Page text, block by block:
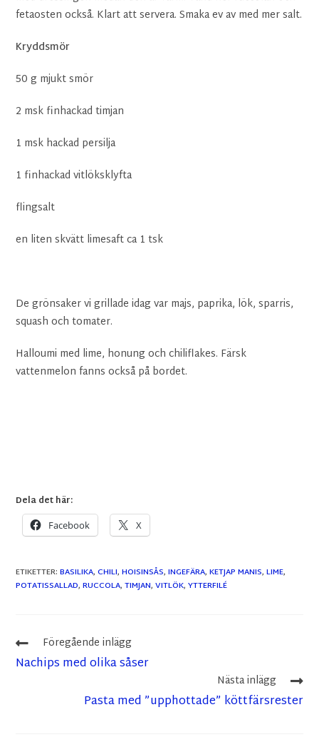
fetaosten också. Klart att servera. Smaka ev av med mer salt.
Kryddsmör
50 g mjukt smör
2 msk finhackad timjan
1 msk hackad persilja
1 finhackad vitlöksklyfta
flingsalt
en liten skvätt limesaft ca 1 tsk
De grönsaker vi grillade idag var majs, paprika, lök, sparris,
squash och tomater.
Halloumi med lime, honung och chiliflakes. Färsk
vattenmelon fanns också på bordet.
Dela det här:
Facebook X
ETIKETTER:BASILIKA, CHILI, HOISINSÅS, INGEFÄRA, KETJAP MANIS, LIME,
POTATISSALLAD, RUCCOLA, TIMJAN, VITLÖK, YTTERFILÉ
Föregående inlägg
Nachips med olika såser
Nästa inlägg
Pasta med ”upphottade” köttfärsrester